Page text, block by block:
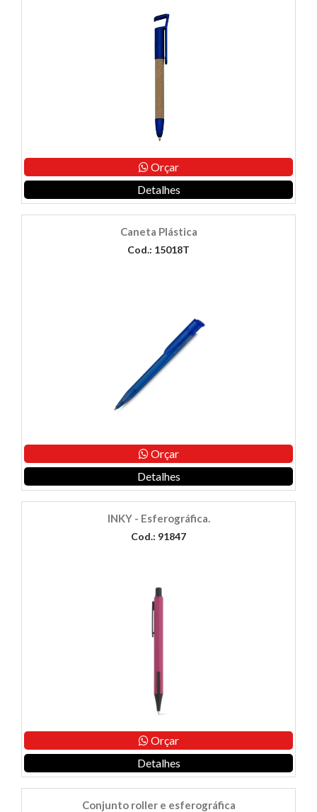
Orçar
Detalhes
Caneta Plástica
Cod.: 15018T
Orçar
Detalhes
INKY - Esferográfica.
Cod.: 91847
Orçar
Detalhes
Conjunto roller e esferográfica